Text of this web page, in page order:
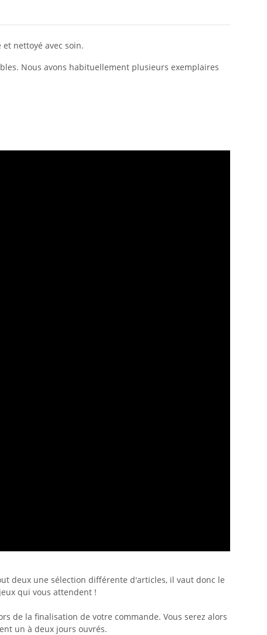
nettoyé avec soin.
Nous avons habituellement plusieurs exemplaires
deux une sélection différente d'articles, il vaut donc le
qui vous attendent !
de la finalisation de votre commande. Vous serez alors
un à deux jours ouvrés.